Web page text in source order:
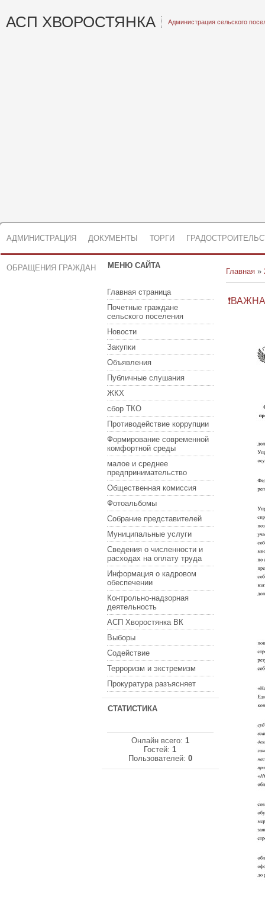
АСП ХВОРОСТЯНКА Администрация сельского
АДМИНИСТРАЦИЯ ДОКУМЕНТЫ ТОРГИ
ОБРАЩЕНИЯ ГРАЖДАН МЕНЮ САЙТА
Главная страница
Почетные граждане
сельского поселения
Новости
Закупки
Объявления
Публичные слушания
ЖКХ
сбор ТКО
Противодействие коррупции
Формирование современной
комфортной среды
малое и среднее
предпринимательство
Общественная комиссия
Фотоальбомы
Собрание представителей
Муниципальные услуги
Сведения о численности и
расходах на оплату труда
Информация о кадровом
обеспечении
Контрольно-надзорная
деятельность
АСП Хворостянка ВК
Выборы
Содействие
Терроризм и экстремизм
Прокуратура разъясняет
СТАТИСТИКА
Онлайн всего: 1
Гостей:1
Пользователей: 0
Главная »